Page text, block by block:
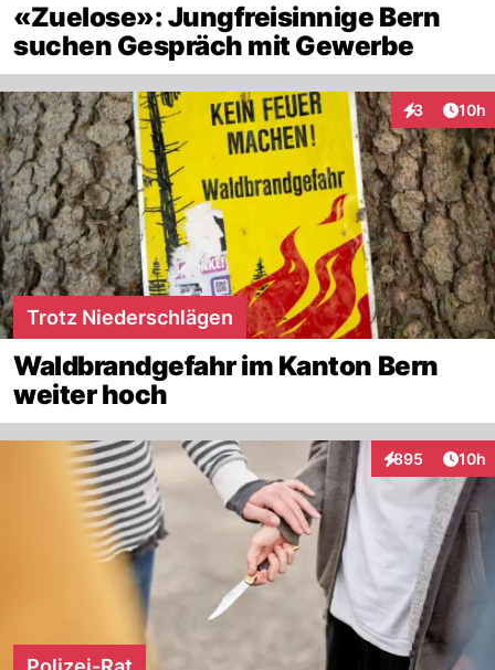
«Zuelose»: Jungfreisinnige Bern
suchen Gespräch mit Gewerbe
3
Interaktionen
10h
Trotz Niederschlägen
Waldbrandgefahr im Kanton Bern
weiter hoch
895
Interaktionen
10h